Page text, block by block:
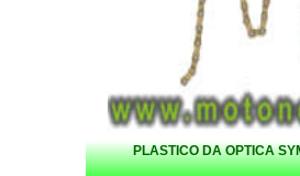
PLASTICO DA OPTICA